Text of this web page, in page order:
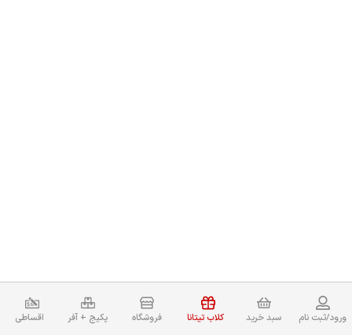
ورود/ثبت نام سبد خرید کلاب تیتانا فروشگاه پکیج + آفر اقساطی